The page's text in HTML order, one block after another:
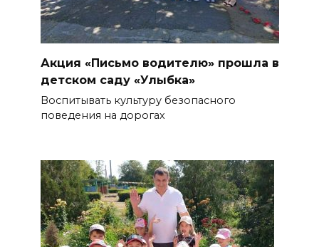
Акция «Письмо водителю» прошла в
детском саду «Улыбка»
Воспитывать культуру безопасного
поведения на дорогах